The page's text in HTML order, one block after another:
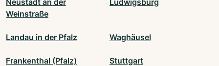
Weinstraße
Landau in der Pfalz Waghäusel
Frankenthal (Pfalz) Stuttgart